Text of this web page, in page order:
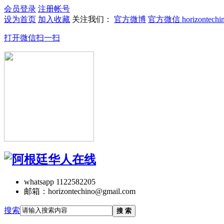
会员登录 注册帐号
设为首页 加入收藏 关注我们： 官方微博 官方微信
打开微信扫一扫
whatsapp 1122582205
邮箱：horizontechino@gmail.com
搜索 搜 索